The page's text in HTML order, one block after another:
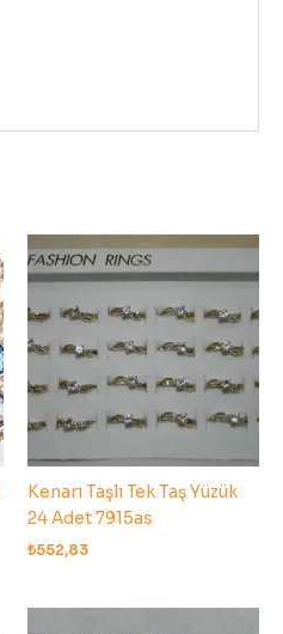
Kenarı Taşlı Tek Taş Yüzük
24 Adet 7915as
₺552,83